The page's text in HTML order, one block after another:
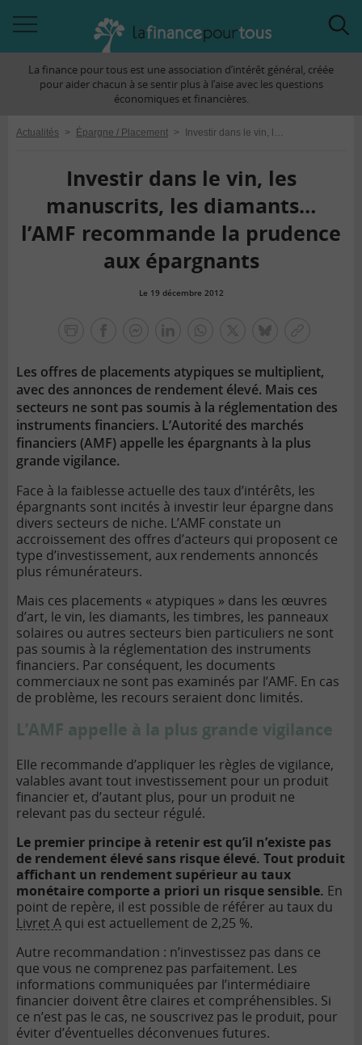
àLa finance pour tous est une association d’intérêt général, créée
pour aider chacun à se sentir plus à l’aise avec les questions
économiques et financières.
Actualités > Épargne / Placement > Investir dans le vin, les manuscrits, les diamants… l’AMF recommande la prudence aux épargnants
Investir dans le vin, les
manuscrits, les diamants…
l’AMF recommande la prudence
aux épargnants
Le 19 décembre 2012
lien
Les offres de placements atypiques se multiplient,
avec des annonces de rendement élevé. Mais ces
secteurs ne sont pas soumis à la réglementation des
instruments financiers. L’Autorité des marchés
financiers (AMF) appelle les épargnants à la plus
grande vigilance.
Face à la faiblesse actuelle des taux d’intérêts, les
épargnants sont incités à investir leur épargne dans
divers secteurs de niche. L’AMF constate un
accroissement des offres d’acteurs qui proposent ce
type d’investissement, aux rendements annoncés
plus rémunérateurs.
Mais ces placements « atypiques » dans les œuvres
d’art, le vin, les diamants, les timbres, les panneaux
solaires ou autres secteurs bien particuliers ne sont
pas soumis à la réglementation des instruments
financiers. Par conséquent, les documents
commerciaux ne sont pas examinés par l’AMF. En cas
de problème, les recours seraient donc limités.
L’AMF appelle à la plus grande vigilance
Elle recommande d’appliquer les règles de vigilance,
valables avant tout investissement pour un produit
financier et, d’autant plus, pour un produit ne
relevant pas du secteur régulé.
Le premier principe à retenir est qu’il n’existe pas
de rendement élevé sans risque élevé. Tout produit
affichant un rendement supérieur au taux
monétaire comporte a priori un risque sensible. En
point de repère, il est possible de référer au taux du
Livret A qui est actuellement de 2,25 %.
Autre recommandation : n’investissez pas dans ce
que vous ne comprenez pas parfaitement. Les
informations communiquées par l’intermédiaire
financier doivent être claires et compréhensibles. Si
ce n’est pas le cas, ne souscrivez pas le produit, pour
éviter d’éventuelles déconvenues futures.